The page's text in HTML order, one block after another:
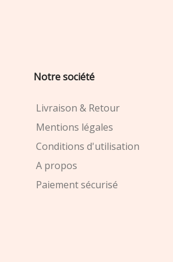
Notre société
Livraison & Retour
Mentions légales
Conditions d'utilisation
A propos
Paiement sécurisé